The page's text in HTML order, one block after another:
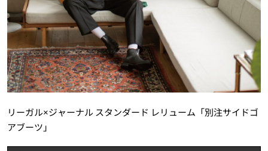
リーガル×ジャーナル スタンダード レリューム「別注サイドゴ
アブーツ」